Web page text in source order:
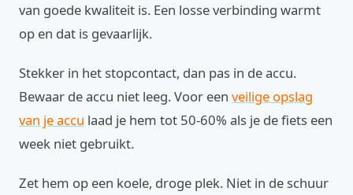
van goede kwaliteit is. Een losse verbinding warmt
op en dat is gevaarlijk.
Stekker in het stopcontact, dan pas in de accu.
Bewaar de accu niet leeg. Voor een veilige opslag
van je accu laad je hem tot 50-60% als je de fiets een
week niet gebruikt.
Zet hem op een koele, droge plek. Niet in de schuur